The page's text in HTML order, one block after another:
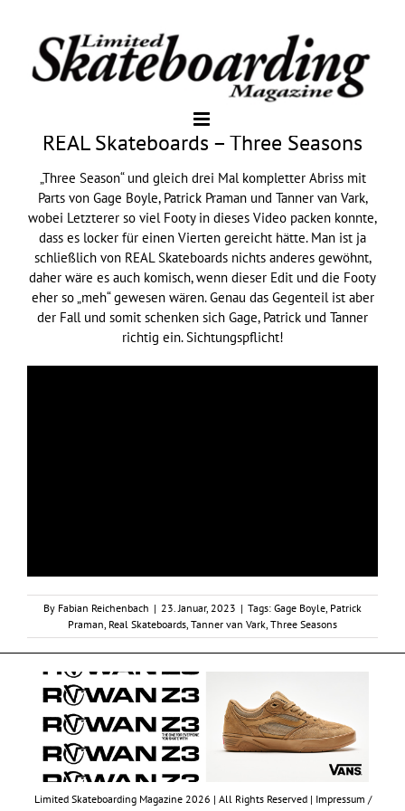
REAL Skateboards – Three Seasons
„Three Season“ und gleich drei Mal kompletter Abriss mit
Parts von Gage Boyle, Patrick Praman und Tanner van Vark,
wobei Letzterer so viel Footy in dieses Video packen konnte,
dass es locker für einen Vierten gereicht hätte. Man ist ja
schließlich von REAL Skateboards nichts anderes gewöhnt,
daher wäre es auch komisch, wenn dieser Edit und die Footy
eher so „meh“ gewesen wären. Genau das Gegenteil ist aber
der Fall und somit schenken sich Gage, Patrick und Tanner
richtig ein. Sichtungspflicht!
By Fabian Reichenbach | 23. Januar, 2023 | Tags: Gage Boyle Patrick
Praman Real Skateboards Tanner van Vark Three Seasons
Limited Skateboarding Magazine 2026 | All Rights Reserved | Impressum /